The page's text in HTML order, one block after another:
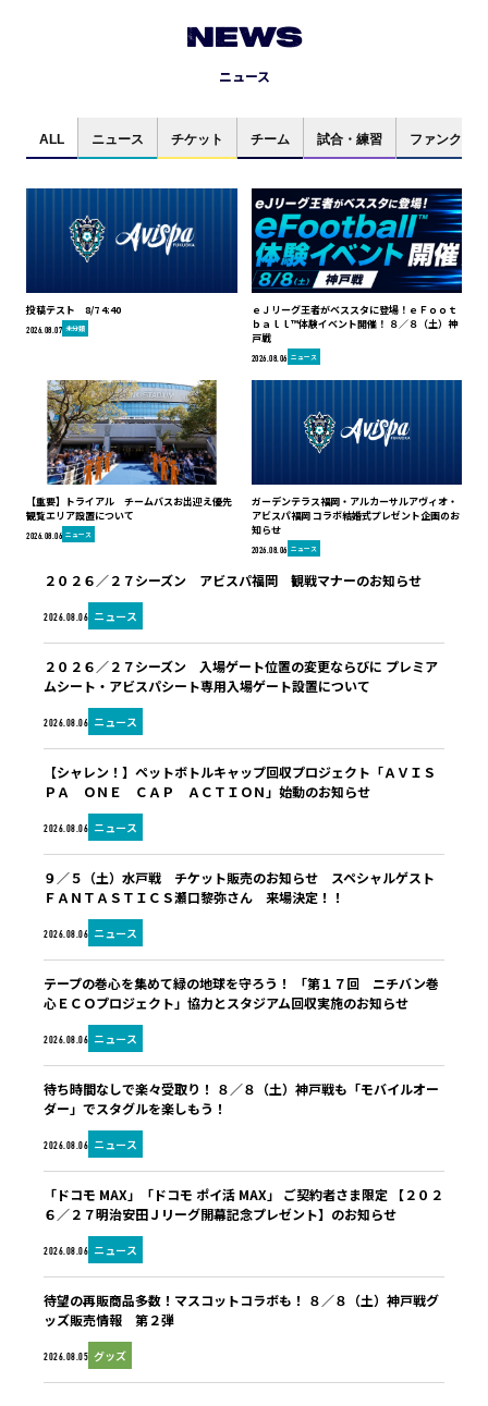
NEWS
ニュース
ALL ニュース チケット チーム 試合・練習 ファンクラブ
投稿テスト 8/7 4:40
2026.08.07 未分類
ｅＪリーグ王者がベススタに登場！ｅＦｏｏｔ
ｂａｌｌ™体験イベント開催！ ８／８（土）神
戸戦
2026.08.06 ニュース
【重要】トライアル チームバスお出迎え優先
観覧エリア設置について
2026.08.06 ニュース
ガーデンテラス福岡・アルカーサルアヴィオ・
アビスパ福岡 コラボ結婚式プレゼント企画のお
知らせ
2026.08.06 ニュース
2026.08.06 ニュース
２０２６／２７シーズン アビスパ福岡 観戦マナーのお知らせ
2026.08.06 ニュース
２０２６／２７シーズン 入場ゲート位置の変更ならびに プレミア
ムシート・アビスパシート専用入場ゲート設置について
2026.08.06 ニュース
【シャレン！】ペットボトルキャップ回収プロジェクト「ＡＶＩＳ
ＰＡ ＯＮＥ ＣＡＰ ＡＣＴＩＯＮ」始動のお知らせ
2026.08.06 ニュース
９／５（土）水戸戦 チケット販売のお知らせ スペシャルゲスト
ＦＡＮＴＡＳＴＩＣＳ瀬口黎弥さん 来場決定！！
2026.08.06 ニュース
テープの巻心を集めて緑の地球を守ろう！ 「第１７回 ニチバン巻
心ＥＣＯプロジェクト」協力とスタジアム回収実施のお知らせ
2026.08.06 ニュース
待ち時間なしで楽々受取り！ ８／８（土）神戸戦も「モバイルオー
ダー」でスタグルを楽しもう！
2026.08.06 ニュース
「ドコモ MAX」「ドコモ ポイ活 MAX」 ご契約者さま限定 【２０２
６／２７明治安田Ｊリーグ開幕記念プレゼント】のお知らせ
2026.08.05 グッズ
待望の再販商品多数！マスコットコラボも！ ８／８（土）神戸戦グ
ッズ販売情報 第２弾